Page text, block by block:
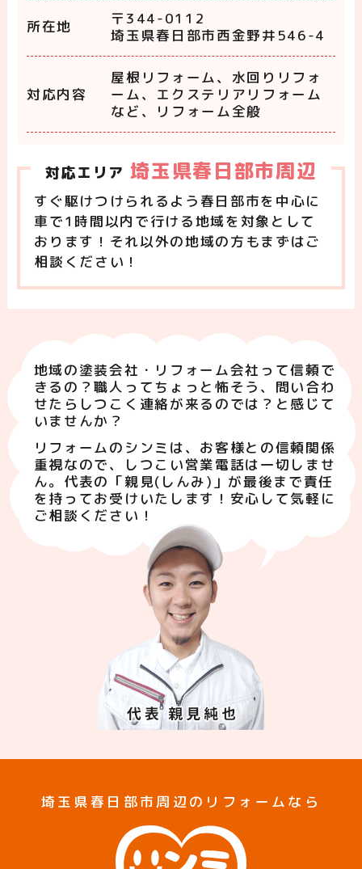
所在地
〒344-0112
埼玉県春日部市西金野井546-4
対応内容
屋根リフォーム、水回りリフォ
ーム、エクステリアリフォーム
など、リフォーム全般
対応エリア 埼玉県春日部市周辺
すぐ駆けつけられるよう春日部市を中心に
車で1時間以内で行ける地域を対象として
おります！それ以外の地域の方もまずはご
相談ください！
地域の塗装会社・リフォーム会社って信頼で
きるの？職人ってちょっと怖そう、問い合わ
せたらしつこく連絡が来るのでは？と感じて
いませんか？
リフォームのシンミは、お客様との信頼関係
重視なので、しつこい営業電話は一切しませ
ん。代表の「親見(しんみ)」が最後まで責任
を持ってお受けいたします！安心して気軽に
ご相談ください！
埼玉県春日部市周辺のリフォームなら